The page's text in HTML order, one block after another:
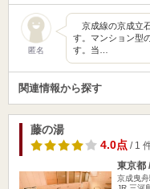
匿名
京成線の京成立
す。マンション型
す。当…
関連情報から探す
藤の湯
4.0点/ 1
東京都
京成曳